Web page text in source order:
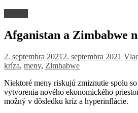
Afganistan a Zimbabwe
2. septembra 2021 2. septembra 2021
kríza, meny, Zimbabwe
Niektoré meny riskujú zmiznutie spolu
vytvorenia nového ekonomického
možný v dôsledku kríz a hyperinflácie.